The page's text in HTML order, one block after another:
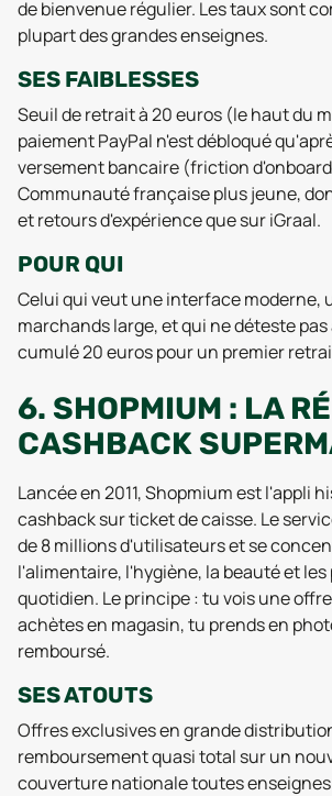
de bienvenue régulier. Les taux sont
plupart des grandes enseignes.
SES FAIBLESSES
Seuil de retrait à 20 euros (le haut du
paiement PayPal n'est débloqué
versement bancaire (friction
Communauté française plus jeune,
et retours d'expérience que sur iGraal.
POUR QUI
Celui qui veut une interface moderne,
marchands large, et qui ne déteste
cumulé 20 euros pour un premier
6. SHOPMIUM : LA
CASHBACK
Lancée en 2011, Shopmium est l'appli
cashback sur ticket de caisse. Le
de 8 millions d'utilisateurs et se
l'alimentaire, l'hygiène, la beauté et
quotidien. Le principe : tu vois une
achètes en magasin, tu prends en
remboursé.
SES ATOUTS
Offres exclusives en grande
remboursement quasi total sur un
couverture nationale toutes